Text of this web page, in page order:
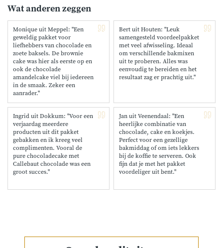
Wat anderen zeggen
Monique uit Meppel: "Een
geweldig pakket voor
liefhebbers van chocolade en
zoete baksels. De brownie
cake was hier als eerste op en
ook de chocolade
amandelcake viel bij iedereen
in de smaak. Zeker een
aanrader."
Bert uit Houten: "Leuk
samengesteld voordeelpakket
met veel afwisseling. Ideaal
om verschillende bakmixen
uit te proberen. Alles was
eenvoudig te bereiden en het
resultaat zag er prachtig uit."
Ingrid uit Dokkum: "Voor een
verjaardag meerdere
producten uit dit pakket
gebakken en ik kreeg veel
complimenten. Vooral de
pure chocoladecake met
Callebaut chocolade was een
groot succes."
Jan uit Veenendaal: "Een
heerlijke combinatie van
chocolade, cake en koekjes.
Perfect voor een gezellige
bakmiddag of om iets lekkers
bij de koffie te serveren. Ook
fijn dat je met het pakket
voordeliger uit bent."